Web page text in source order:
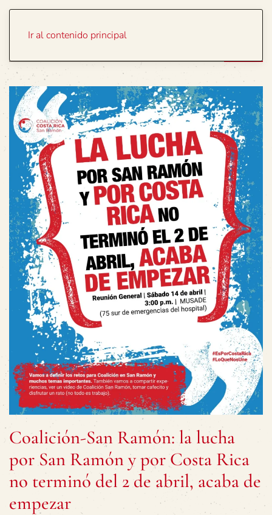
Ir al contenido principal
Coalición-San Ramón: la lucha
por San Ramón y por Costa Rica
no terminó del 2 de abril, acaba de
empezar